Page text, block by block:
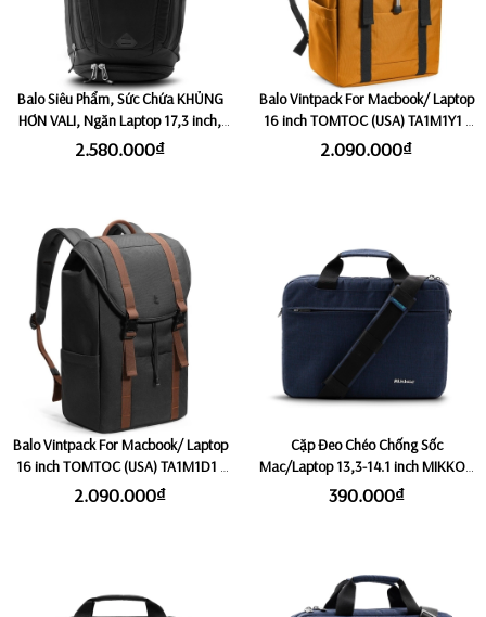
Balo Siêu Phẩm, Sức Chứa KHỦNG
HƠN VALI, Ngăn Laptop 17,3 inch,
Có Ngăn Đựng Giày Riêng & Ngăn
2.580.000₫
Balo Vintpack For Macbook/ Laptop
16 inch TOMTOC (USA) TA1M1Y1 -
Yellowish (Size Lớn 22L)
2.090.000₫
Balo Vintpack For Macbook/ Laptop
16 inch TOMTOC (USA) TA1M1D1 -
Black (Size Lớn 22L)
2.090.000₫
Cặp Đeo Chéo Chống Sốc
Mac/Laptop 13,3-14.1 inch MIKKOR
THE ARCHILLES - Navy
390.000₫